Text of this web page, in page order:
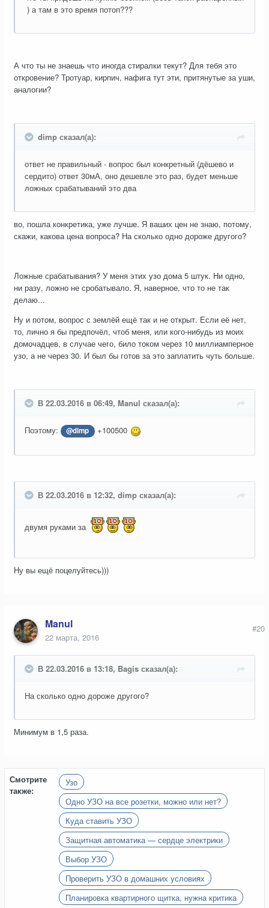
) а там в это время потоп???
А что ты не знаешь что иногда стиралки текут? Для тебя это
откровение? Тротуар, кирпич, нафига тут эти, притянутые за уши,
аналогии?
dimp сказал(а):
ответ не правильный - вопрос был конкретный (дёшево и
сердито) ответ 30мА, оно дешевле это раз, будет меньше
ложных срабатываний это два
во, пошла конкретика, уже лучше. Я ваших цен не знаю, потому,
скажи, какова цена вопроса? На сколько одно дороже другого?
Ложные срабатывания? У меня этих узо дома 5 штук. Ни одно,
ни разу, ложно не сробатывало. Я, наверное, что то не так
делаю...
Ну и потом, вопрос с землёй ещё так и не открыт. Если её нет,
то, лично я бы предпочёл, чтоб меня, или кого-нибудь из моих
домочадцев, в случае чего, било током через 10 миллиамперное
узо, а не через 30. И был бы готов за это заплатить чуть больше.
В 22.03.2016 в 06:49, Manul сказал(а):
Поэтому: @dimp +100500
В 22.03.2016 в 12:32, dimp сказал(а):
двумя руками за
Ну вы ещё поцелуйтесь)))
Manul
22 марта, 2016
#20
В 22.03.2016 в 13:18, Bagis сказал(а):
На сколько одно дороже другого?
Минимум в 1,5 раза.
Смотрите
также:
Узо
Одно УЗО на все розетки, можно или нет?
Куда ставить УЗО
Защитная автоматика — сердце электрики
Выбор УЗО
Проверить УЗО в домашних условиях
Планировка квартирного щитка, нужна критика